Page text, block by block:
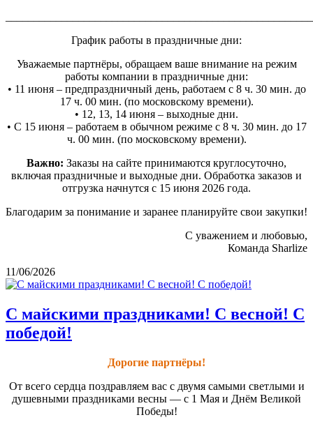
График работы в праздничные дни:
Уважаемые партнёры, обращаем ваше внимание на режим
работы компании в праздничные дни:
• 11 июня – предпраздничный день, работаем с 8 ч. 30 мин. до
17 ч. 00 мин. (по московскому времени).
• 12, 13, 14 июня – выходные дни.
• С 15 июня – работаем в обычном режиме с 8 ч. 30 мин. до 17
ч. 00 мин. (по московскому времени).
Важно: Заказы на сайте принимаются круглосуточно,
включая праздничные и выходные дни. Обработка заказов и
отгрузка начнутся с 15 июня 2026 года.
Благодарим за понимание и заранее планируйте свои закупки!
С уважением и любовью,
Команда Sharlize
11/06/2026
С майскими праздниками! С весной! С
победой!
Дорогие партнёры!
От всего сердца поздравляем вас с двумя самыми светлыми и
душевными праздниками весны — с 1 Мая и Днём Великой
Победы!